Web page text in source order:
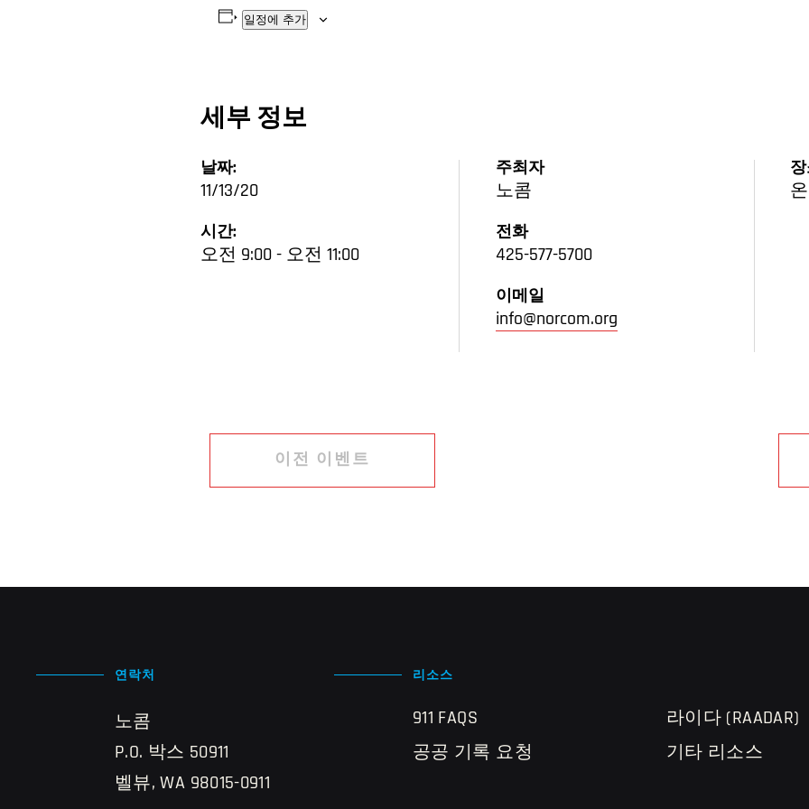
일정에 추가
세부 정보
날짜:
11/13/20
시간:
오전 9:00 - 오전 11:00
주최자
노콤
전화
425-577-5700
이메일
info@norcom.org
이전 이벤트
연락처
노콤
P.O. 박스 50911
벨뷰, WA 98015-0911
리소스
911 FAQS
공공 기록 요청
라이다 (RAADAR)
기타 리소스